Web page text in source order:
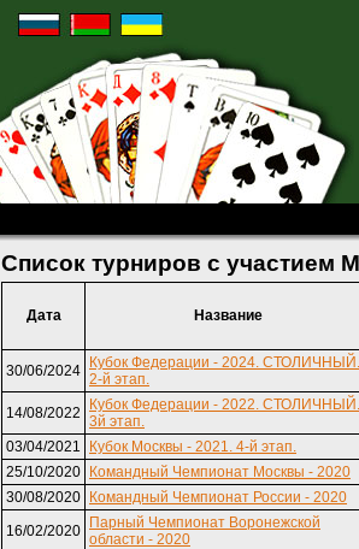
Список турниров с участием
Дата Название
30/06/2024
Кубок Федерации - 2024. СТОЛИЧНЫЙ.
2-й этап.
14/08/2022
Кубок Федерации - 2022. СТОЛИЧНЫЙ.
3й этап.
03/04/2021
Кубок Москвы - 2021. 4-й этап.
25/10/2020
Командный Чемпионат Москвы - 2020
30/08/2020
Командный Чемпионат России - 2020
16/02/2020
Парный Чемпионат Воронежской
области - 2020